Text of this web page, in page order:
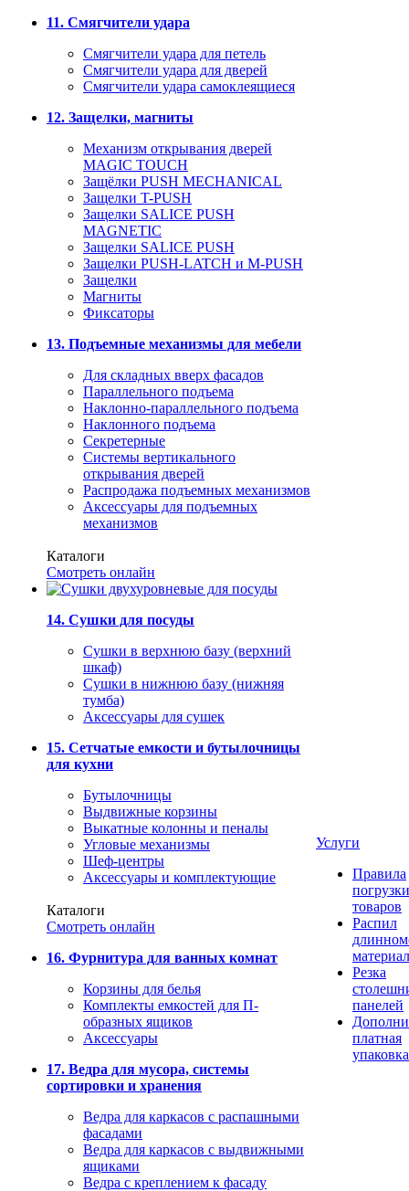
11. Смягчители удара
Смягчители удара для петель
Смягчители удара для дверей
Cмягчители удара самоклеящиеся
12. Защелки, магниты
Механизм открывания дверей
MAGIC TOUCH
Защёлки PUSH MECHANICAL
Защелки T-PUSH
Защелки SALICE PUSH
MAGNETIC
Защелки SALICE PUSH
Защелки PUSH-LATCH и M-PUSH
Защелки
Магниты
Фиксаторы
13. Подъемные механизмы для мебели
Для складных вверх фасадов
Параллельного подъема
Наклонно-параллельного подъема
Наклонного подъема
Секретерные
Системы вертикального
открывания дверей
Распродажа подъемных механизмов
Аксессуары для подъемных
механизмов
Каталоги
Смотреть онлайн
14. Сушки для посуды
Сушки в верхнюю базу (верхний
шкаф)
Сушки в нижнюю базу (нижняя
тумба)
Аксессуары для сушек
15. Сетчатые емкости и бутылочницы
для кухни
Бутылочницы
Выдвижные корзины
Выкатные колонны и пеналы
Угловые механизмы
Шеф-центры
Аксессуары и комплектующие
Каталоги
Смотреть онлайн
16. Фурнитура для ванных комнат
Корзины для белья
Комплекты емкостей для П-
образных ящиков
Аксессуары
17. Ведра для мусора, системы
сортировки и хранения
Ведра для каркасов с распашными
фасадами
Ведра для каркасов с выдвижными
ящиками
Ведра с креплением к фасаду
Услуги
Правила
погрузки
товаров
Распил
Резка
панелей
платная
упаковка